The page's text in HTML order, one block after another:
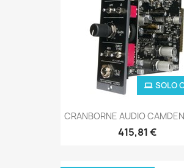
CRANBORNE AUDIO
415,81 €
SOLO